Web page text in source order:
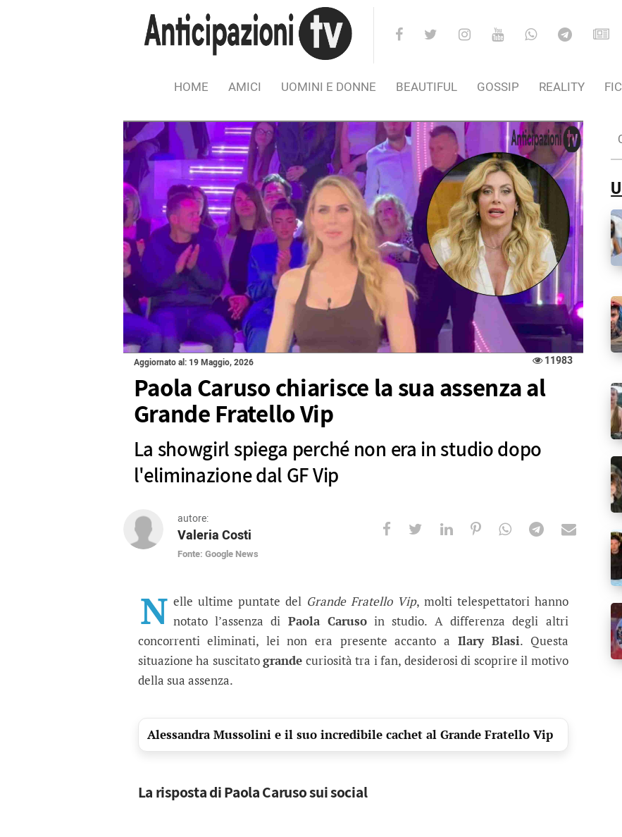
HOME AMICI UOMINI E DONNE BEAUTIFUL GOSSIP REALITY
Aggiornato al: 19 Maggio, 2026 11983
Paola Caruso chiarisce la sua assenza al
Grande Fratello Vip
La showgirl spiega perché non era in studio dopo
l'eliminazione dal GF Vip
autore:
Valeria Costi
Fonte: Google News
Paola Caruso chiarisce la sua assenza al Grande Fratello
N elle ultime puntate del Grande Fratello Vip, molti telespettatori hanno
notato l’assenza di Paola Carusoin studio. A differenza degli altri
concorrenti eliminati, lei non era presente accanto a Ilary Blasi. Questa
situazione ha suscitatogrande curiosità tra i fan, desiderosi di scoprire il motivo
della sua assenza.
Alessandra Mussolini e il suo incredibile cachet al Grande Fratello Vip
La risposta di Paola Caruso sui social